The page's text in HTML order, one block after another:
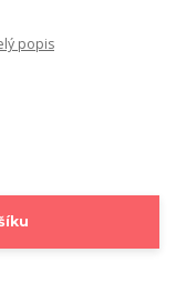
popis